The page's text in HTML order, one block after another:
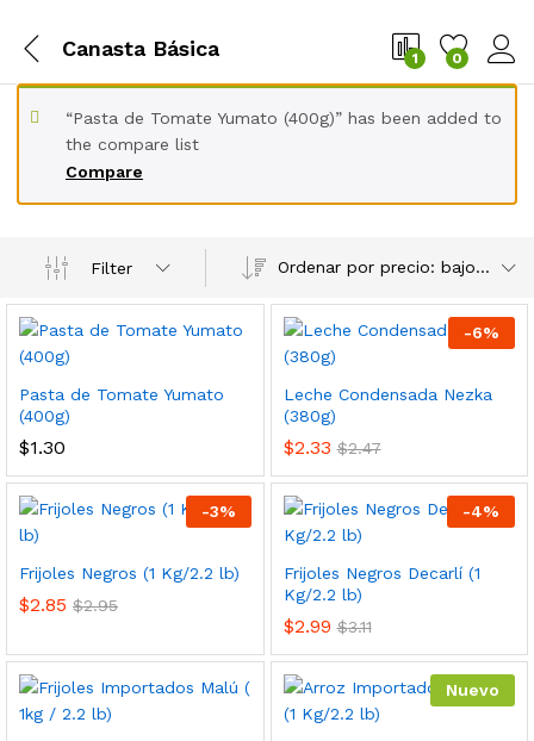
Canasta Básica 1 0
Compare
“Pasta de Tomate Yumato (400g)” has been added to
the compare list
Filter Ordenar por precio: bajo a alto
Pasta de Tomate Yumato
(400g)
$1.30
-6%
Leche Condensada Nezka
(380g)
$2.33 $2.47
-3%
Frijoles Negros (1 Kg/2.2 lb)
$2.85 $2.95
-4%
Frijoles Negros Decarlí (1
Kg/2.2 lb)
$2.99 $3.11
Nuevo